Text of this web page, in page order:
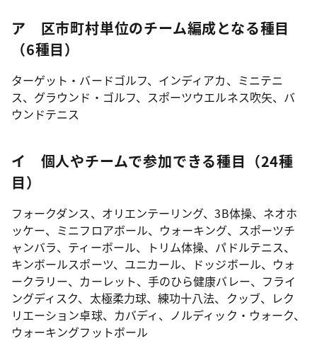
ア 区市町村単位のチーム編成となる種目
（6種目）
ターゲット・バードゴルフ、インディアカ、ミニテニ
ス、グラウンド・ゴルフ、スポーツウエルネス吹矢、バ
ウンドテニス
イ 個人やチームで参加できる種目（24種
目）
フォークダンス、オリエンテーリング、3B体操、ネオホ
ッケー、ミニフロアボール、ウォーキング、スポーツチ
ャンバラ、ティーボール、トリム体操、パドルテニス、
キンボールスポーツ、ユニカール、ドッジボール、ウォ
ークラリー、カーレット、手のひら健康バレー、フライ
ングディスク、太極柔力球、練功十八法、クッブ、レク
リエーション卓球、カバディ、ノルディック・ウォーク、
ウォーキングフットボール